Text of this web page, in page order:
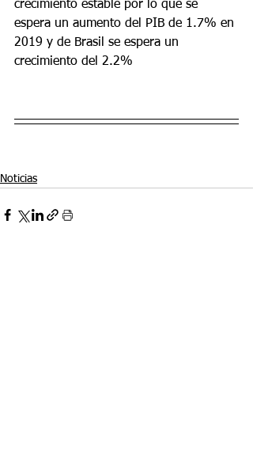
crecimiento estable por lo que se
espera un aumento del PIB de 1.7% en
2019 y de Brasil se espera un
crecimiento del 2.2%
Noticias